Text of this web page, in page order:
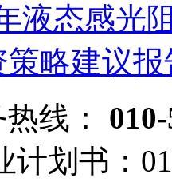
液态感光
略建议报
线：
划书：